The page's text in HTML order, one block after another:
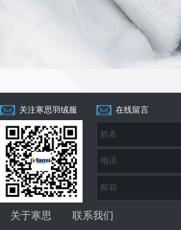
关注寒思羽绒服 在线留言
关于寒思 联系我们